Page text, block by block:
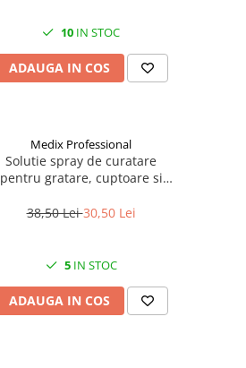
10 IN STOC
ADAUGA IN COS
Medix Professional
Solutie spray de curatare
pentru gratare, cuptoare si
Professional
38,50 Lei30,50 Lei
5IN STOC
ADAUGA IN COS